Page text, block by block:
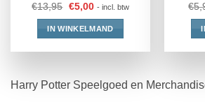
€13,95 €5,00 - incl. btw
IN WINKELMAND
€
Harry Potter Speelgoed en